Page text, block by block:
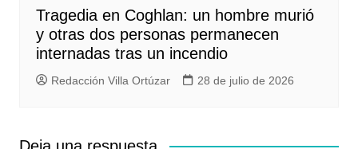
Tragedia en Coghlan: un hombre murió
y otras dos personas permanecen
internadas tras un incendio
Redacción Villa Ortúzar 28 de julio de 2026